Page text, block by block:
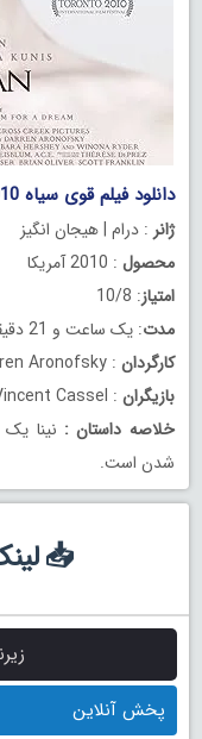
دانلود فیلم قوی سیاه Black Swan 2010
ژانر : درام | هیجان انگیز
محصول : 2010 آمریکا
امتیاز: 10/8
مدت: یک ساعت و 21 دقیقه
کارگردان : Darren Aronofsky
بازیگران : Natalie Portman , Mila Kunis , Vincent Cassel
خلاصه داستان : نینا یک
شدن است.
📥
پخش آنلاین